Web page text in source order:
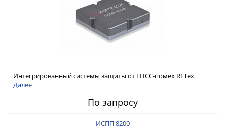
Интегрированный системы защиты от ГНСС-помех RFТех
ИСПП 8300
Далее
По запросу
ИСПП 8200